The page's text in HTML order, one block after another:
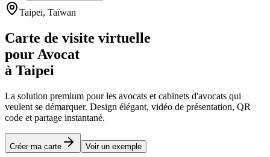
Taipei, Taïwan
Carte de visite virtuelle
pour Avocat
à Taipei
La solution premium pour les avocats et cabinets d'avocats qui
veulent se démarquer. Design élégant, vidéo de présentation, QR
code et partage instantané.
Créer ma carte Voir un exemple